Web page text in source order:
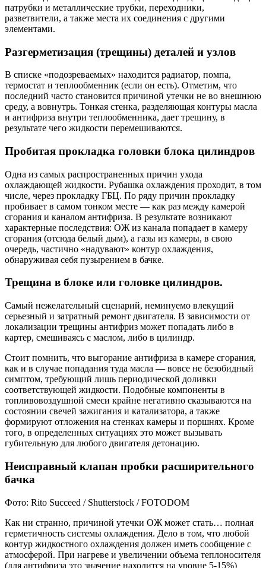
патрубки и металлические трубки, переходники,
разветвители, а также места их соединения с другими
элементами.
Разгерметизация (трещины) деталей и узлов
В списке «подозреваемых» находится радиатор, помпа,
термостат и теплообменник (если он есть). Отметим, что
последний часто становится причиной утечки не во внешнюю
среду, а вовнутрь. Тонкая стенка, разделяющая контуры масла
и антифриза внутри теплообменника, дает трещину, в
результате чего жидкости перемешиваются.
Пробитая прокладка головки блока цилиндров
Одна из самых распространенных причин ухода
охлаждающей жидкости. Рубашка охлаждения проходит, в том
числе, через прокладку ГБЦ. По ряду причин прокладку
пробивает в самом тонком месте — как раз между камерой
сгорания и каналом антифриза. В результате возникают
характерные последствия: ОЖ из канала попадает в камеру
сгорания (отсюда белый дым), а газы из камеры, в свою
очередь, частично «надувают» контур охлаждения,
обнаруживая себя пузырением в бачке.
Трещина в блоке или головке цилиндров.
Самый нежелательный сценарий, неминуемо влекущий
серьезный и затратный ремонт двигателя. В зависимости от
локализации трещины антифриз может попадать либо в
картер, смешиваясь с маслом, либо в цилиндр.
Стоит помнить, что выгорание антифриза в камере сгорания,
как и в случае попадания туда масла — вовсе не безобидный
симптом, требующий лишь периодической доливки
соответствующей жидкости. Подобные компоненты в
топливовоздушной смеси крайне негативно сказываются на
состоянии свечей зажигания и катализатора, а также
формируют отложения на стенках камеры и поршнях. Кроме
того, в определенных ситуациях это может вызывать
губительную для любого двигателя детонацию.
Неисправный клапан пробки расширительного
бачка
Фото: Rito Succeed / Shutterstock / FOTODOM
Как ни странно, причиной утечки ОЖ может стать… полная
герметичность системы охлаждения. Дело в том, что любой
контур жидкостного охлаждения должен иметь сообщение с
атмосферой. При нагреве и увеличении объема теплоносителя
(для антифриза это значение находится на уровне 5-15%)